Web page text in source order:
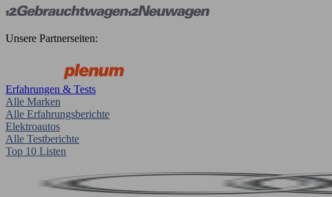
Unsere Partnerseiten:
Erfahrungen & Tests
Alle Marken
Alle Erfahrungsberichte
Elektroautos
Alle Testberichte
Top 10 Listen